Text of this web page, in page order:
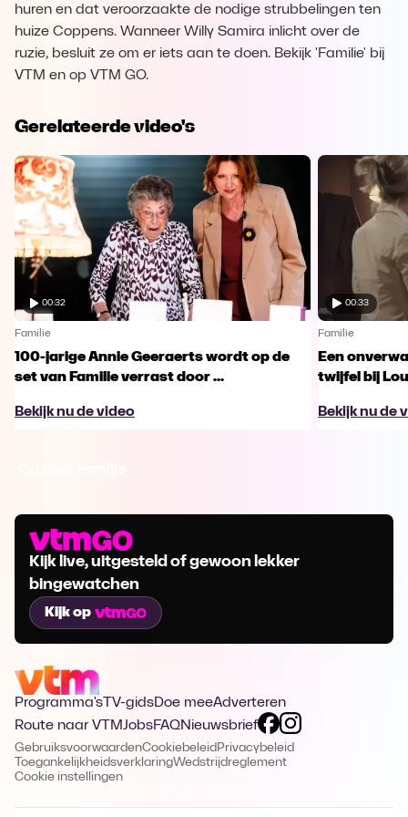
huren en dat veroorzaakte de nodige strubbelingen ten
huize Coppens. Wanneer Willy Samira inlicht over de
ruzie, besluit ze om er iets aan te doen. Bekijk 'Familie' bij
VTM en op VTM GO.
Gerelateerde video's
00:32
Familie
100-jarige Annie Geeraerts wordt op de
set van Familie verrast door ...
Bekijk nu de video
00:33
Familie
Een
twijfel bij
Bekijk nu de
Kijk live, uitgesteld of gewoon lekker
bingewatchen
Kijk op
Programma's TV-gidsDoe meeAdverteren
Route naar VTMJobsFAQNieuwsbrief
GebruiksvoorwaardenCookiebeleid Privacybeleid
ToegankelijkheidsverklaringWedstrijdreglement
Cookie instellingen